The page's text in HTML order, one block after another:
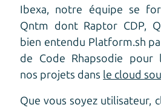
Ibexa, notre équipe se
Qntm dont Raptor CDP,
bien entendu Platform.sh
de Code Rhapsodie pour
nos projets dans le cloud
Que vous soyez utilisateur,